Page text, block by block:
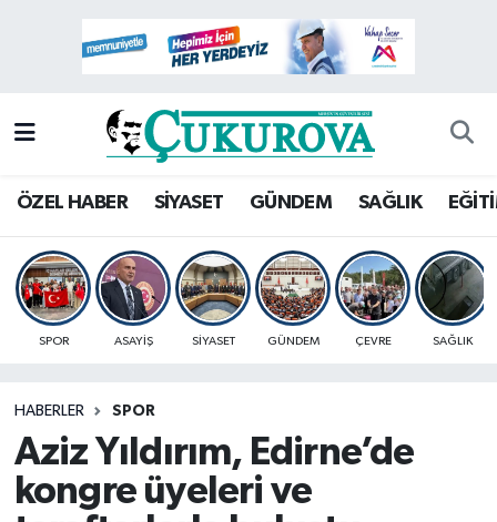
ÖZEL HABER SİYASET GÜNDEM SAĞLIK
SPOR ASAYİŞ SİYASET GÜNDEM ÇEVRE SAĞLIK
HABERLER SPOR
Aziz Yıldırım, Edirne’de
kongre üyeleri ve
Mersin Hava Durumu
Mersin Namaz Vakitleri
Mersin Trafik Yoğunluk Haritası
Süper Lig Puan Durumu ve Fikstür
Haber Arşivi